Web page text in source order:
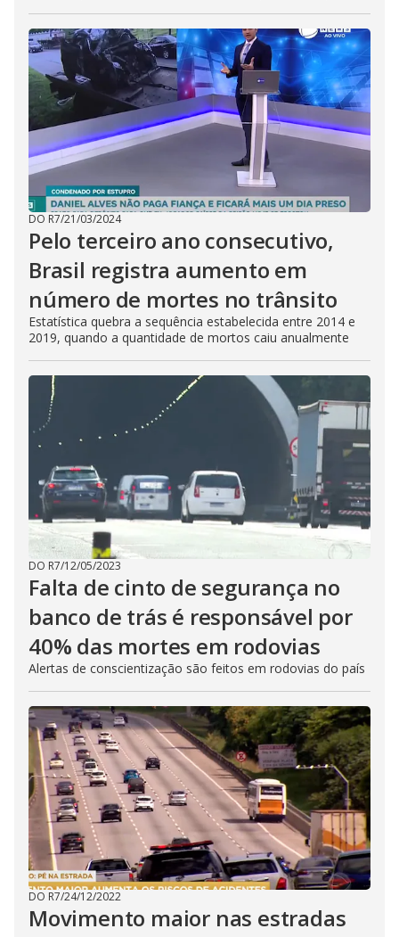
DO R7/21/03/2024
Pelo terceiro ano consecutivo,
Brasil registra aumento em
número de mortes no trânsito
Estatística quebra a sequência estabelecida entre 2014 e
2019, quando a quantidade de mortos caiu anualmente
DO R7/12/05/2023
Falta de cinto de segurança no
banco de trás é responsável por
40% das mortes em rodovias
Alertas de conscientização são feitos em rodovias do país
DO R7/24/12/2022
Movimento maior nas estradas